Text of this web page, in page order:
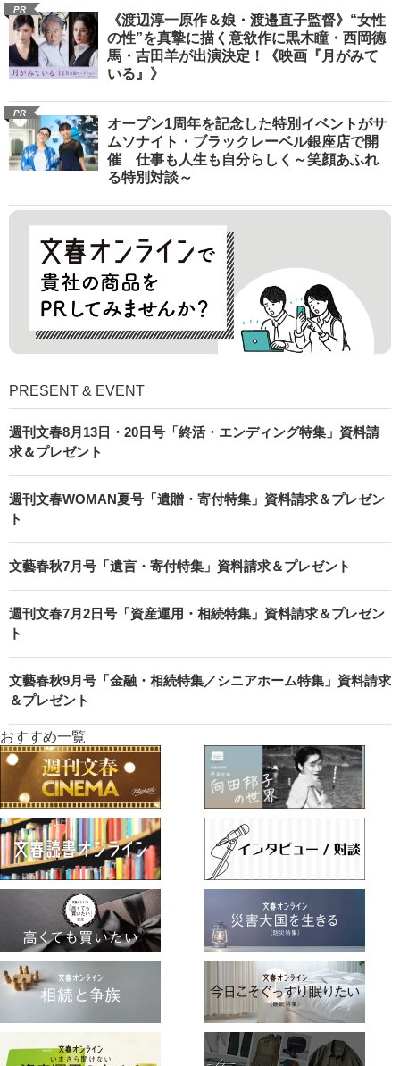
PR
《渡辺淳一原作＆娘・渡邉直子監督》“女性
の性”を真摯に描く意欲作に黒木瞳・西岡德
馬・吉田羊が出演決定！《映画『月がみて
いる』》
PR
オープン1周年を記念した特別イベントがサ
ムソナイト・ブラックレーベル銀座店で開
催 仕事も人生も自分らしく～笑顔あふれ
る特別対談～
PRESENT & EVENT
週刊文春8月13日・20日号「終活・エンディング特集」資料請
求＆プレゼント
週刊文春WOMAN夏号「遺贈・寄付特集」資料請求＆プレゼン
ト
文藝春秋7月号「遺言・寄付特集」資料請求＆プレゼント
週刊文春7月2日号「資産運用・相続特集」資料請求＆プレゼン
ト
文藝春秋9月号「金融・相続特集／シニアホーム特集」資料請求
＆プレゼント
おすすめ一覧